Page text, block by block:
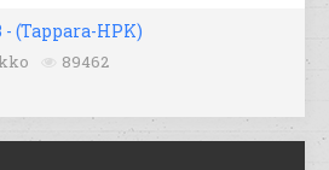
- (Tappara-HPK)
89462